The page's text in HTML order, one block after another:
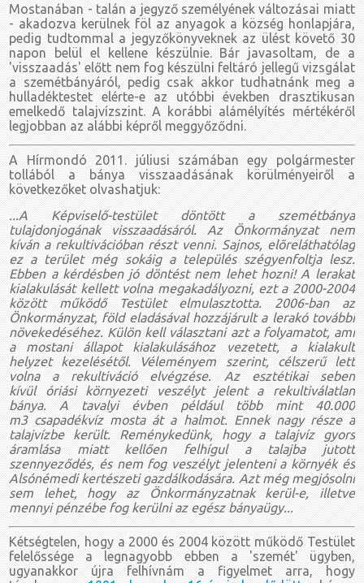
Mostanában - talán a jegyző személyének változásai miatt
- akadozva kerülnek föl az anyagok a község honlapjára,
pedig tudtommal a jegyzőkönyveknek az ülést követő 30
napon belül el kellene készülnie. Bár javasoltam, de a
'visszaadás' előtt nem fog készülni feltáró jellegű vizsgálat
a szemétbányáról, pedig csak akkor tudhatnánk meg a
hulladéktestet elérte-e az utóbbi években drasztikusan
emelkedő talajvízszint. A korábbi alámélyítés mértékéről
legjobban az alábbi képről meggyőződni.
A Hírmondó 2011. júliusi számában egy polgármester
tollából a bánya visszaadásának körülményeiről a
következőket olvashatjuk:
...A Képviselő-testület döntött a szemétbánya
tulajdonjogának visszaadásáról. Az Önkormányzat nem
kíván a rekultivációban részt venni. Sajnos, elõreláthatólag
ez a terület még sokáig a település szégyenfoltja lesz.
Ebben a kérdésben jó döntést nem lehet hozni! A lerakat
kialakulását kellett volna megakadályozni, ezt a 2000-2004
között működő Testület elmulasztotta. 2006-ban az
Önkormányzat, föld eladásával hozzájárult a lerakó további
növekedéséhez. Külön kell választani azt a folyamatot, ami
a mostani állapot kialakulásához vezetett, a kialakult
helyzet kezelésétől. Véleményem szerint, célszerű lett
volna a rekultiváció elvégzése. Az esztétikai seben
kívül óriási környezeti veszélyt jelent a rekultiválatlan
bánya. A tavalyi évben például több mint 40.000
m3 csapadékvíz mosta át a halmot. Ennek nagy része a
talajvízbe került. Reménykedünk, hogy a talajvíz gyors
áramlása miatt kellően felhígul a talajba jutott
szennyeződés, és nem fog veszélyt jelenteni a környék és
Alsónémedi kertészeti gazdálkodására. Azt még megjósolni
sem lehet, hogy az Önkormányzatnak kerül-e, illetve
mennyi pénzébe fog kerülni az egész bányaügy...
Kétségtelen, hogy a 2000 és 2004 között működő Testület
felelőssége a legnagyobb ebben a 'szemét' ügyben,
ugyanakkor újra felhívnám a figyelmet arra, hogy